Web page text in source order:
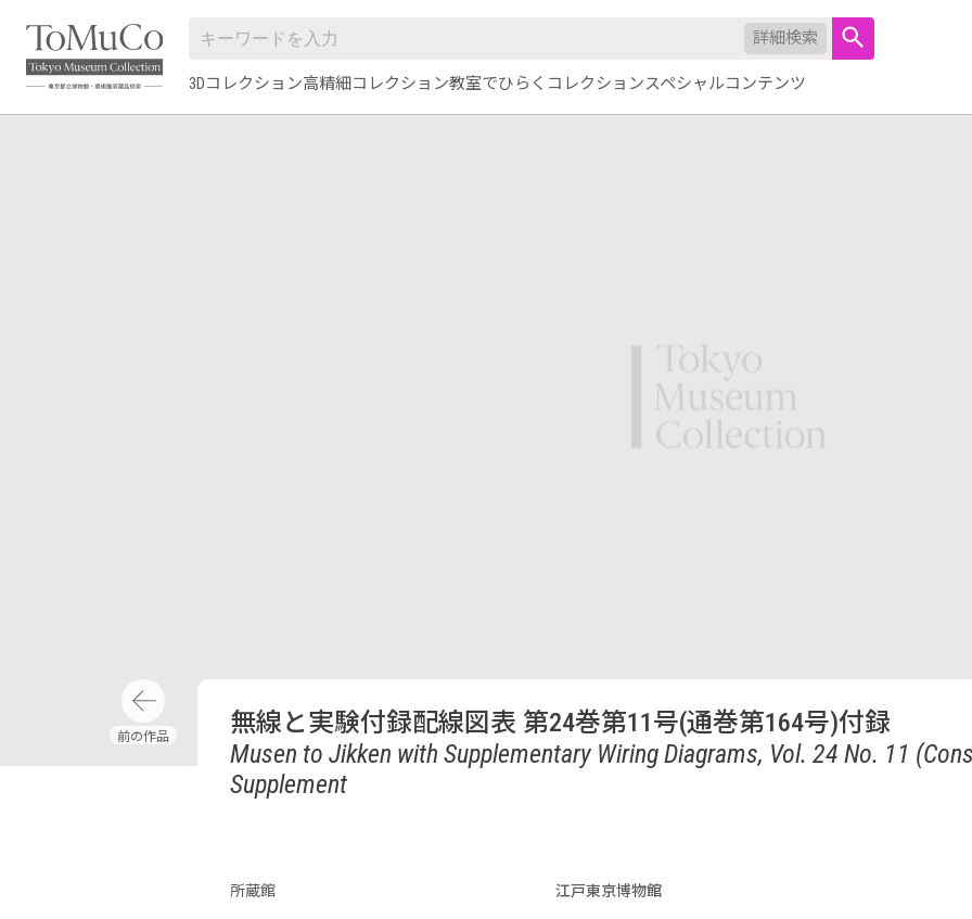
詳細検索
3Dコレクション高精細コレクション教室でひらくコレクションスペシャルコンテンツ
無線と実験付録配線図表 第24巻第11号(通巻第164号)付録
Musen to Jikken with Supplementary Wiring Diagrams, Vol. 24 No. 11
Supplement
所蔵館 江戸東京博物館